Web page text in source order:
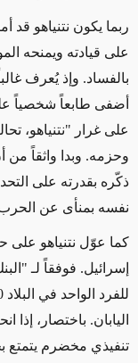
ربما يكون نتنياهو
على قيادته ويمنحه
بالفساد. وإذ يُعرف
أضفى طابعاً شخصياً
على غرار "نتنياهو،
وحزمه. وبدا واثقاً
ذكّره بقدرته على
نفسه بمنأى عن
كما عوّل نتنياهو على
إسرائيل. فوفقاً لـ
اليابان. باختصار، إذا
تنفيذي مخضرم يتمتع